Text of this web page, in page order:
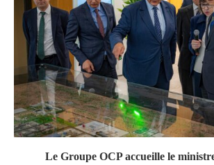
Le Groupe OCP accueille le